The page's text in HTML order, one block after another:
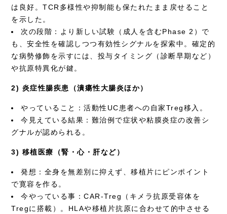
は良好。TCR多様性や抑制能も保たれたまま戻せること
を示した。
次の段階：より新しい試験（成人を含むPhase 2）で
も、安全性を確認しつつ有効性シグナルを探索中。確定的
な病勢修飾を示すには、投与タイミング（診断早期など）
や抗原特異化が鍵。
2) 炎症性腸疾患（潰瘍性大腸炎ほか）
やっていること：活動性UC患者への自家Treg移入。
今見えている結果：難治例で症状や粘膜炎症の改善シ
グナルが認められる。
3) 移植医療（腎・心・肝など）
発想：全身を無差別に抑えず、移植片にピンポイント
で寛容を作る。
今やっている事：CAR-Treg（キメラ抗原受容体を
Tregに搭載）。HLAや移植片抗原に合わせて的中させる